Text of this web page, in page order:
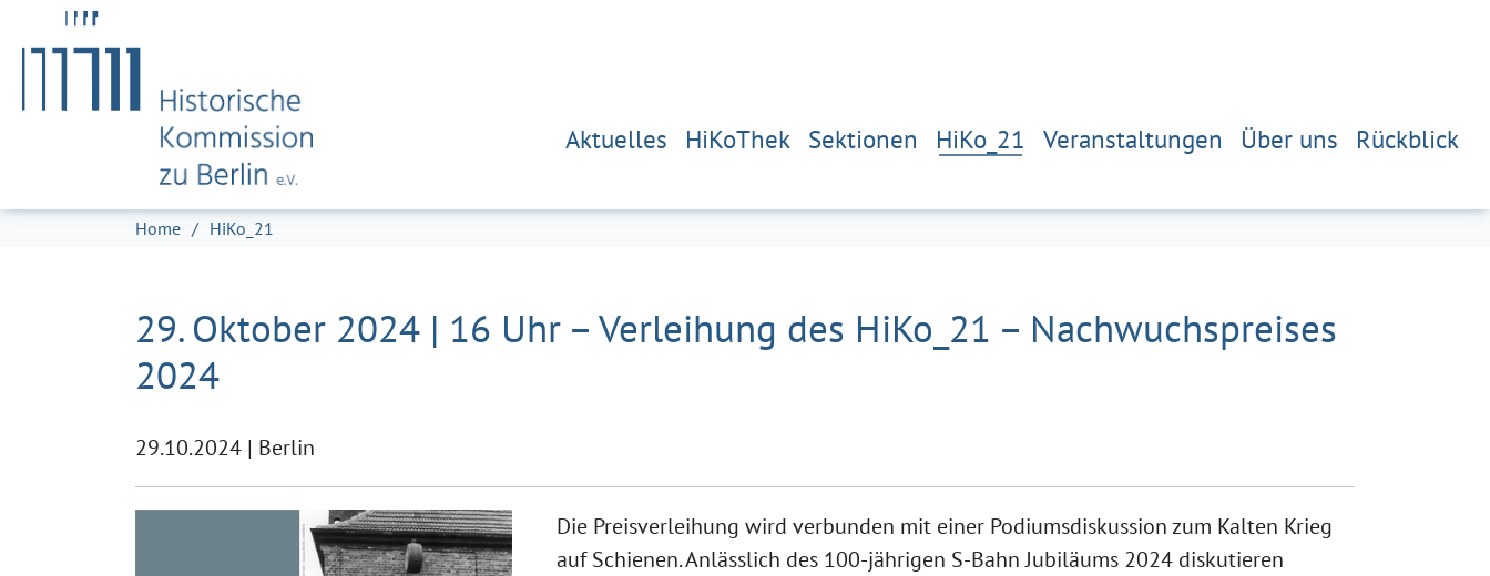
Zum Hauptinhalt springen
Skip to page footer
Aktuelles HiKoThek Sektionen HiKo_21 Veranstaltungen Über uns Rückblick
Sie sind hier:
Home HiKo_21
29. Oktober 2024 | 16 Uhr – Verleihung des HiKo_21 – Nachwuchspreises
2024
29.10.2024 | Berlin
Die Preisverleihung wird verbunden mit einer Podiumsdiskussion zum Kalten Krieg
auf Schienen. Anlässlich des 100-jährigen S-Bahn Jubiläums 2024 diskutieren